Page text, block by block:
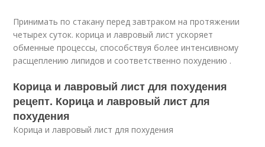
Принимать по стакану перед завтраком на протяжении
четырех суток. корица и лавровый лист ускоряет
обменные процессы, способствуя более интенсивному
расщеплению липидов и соответственно похудению .
Корица и лавровый лист для похудения
рецепт. Корица и лавровый лист для
похудения
Корица и лавровый лист для похудения